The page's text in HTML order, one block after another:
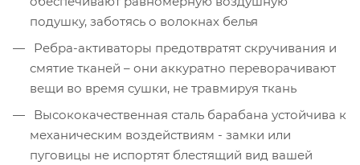
подушку, заботясь о волокнах белья
Ребра-активаторы предотвратят скручивания и
смятие тканей – они аккуратно переворачивают
вещи во время сушки, не травмируя ткань
Высококачественная сталь барабана устойчива к
механическим воздействиям - замки или
пуговицы не испортят блестящий вид вашей